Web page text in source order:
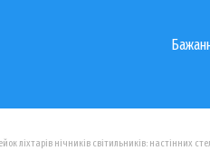
ліхтарів нічників світильників: настінних